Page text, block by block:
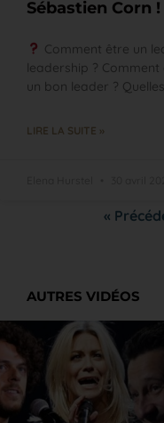
Sébastien Corn !
Comment être un
leadership ?
un bon leader ?
LIRE LA SUITE »
«
AUTRES VIDÉOS